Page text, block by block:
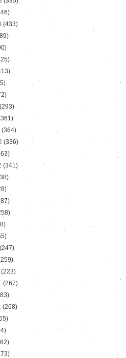
(433)
(293)
(364)
(336)
(341)
(247)
(223)
(267)
(268)